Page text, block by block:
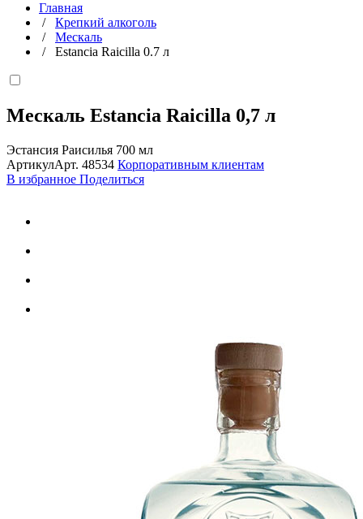
Главная
/ Крепкий алкоголь
/ Мескаль
/ Estancia Raicilla 0.7 л
Мескаль Estancia Raicilla 0,7 л
Эстансия Раисилья 700 мл
АртикулАрт. 48534 Корпоративным клиентам
В избранное Поделиться